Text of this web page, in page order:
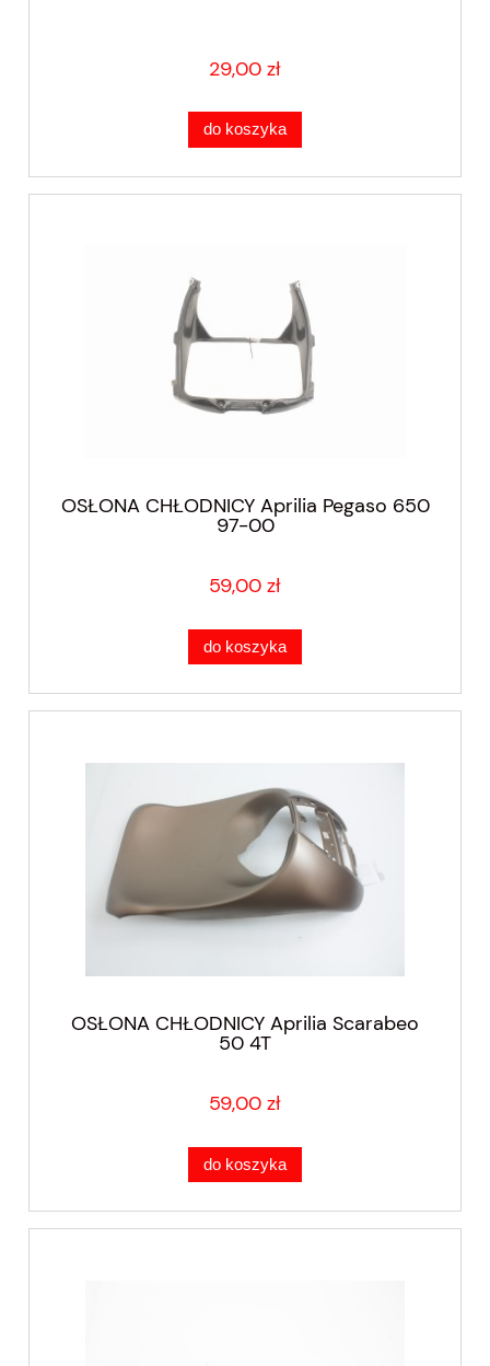
29,00 zł
do koszyka
OSŁONA CHŁODNICY Aprilia Pegaso 650
97-00
59,00 zł
do koszyka
OSŁONA CHŁODNICY Aprilia Scarabeo
50 4T
59,00 zł
do koszyka